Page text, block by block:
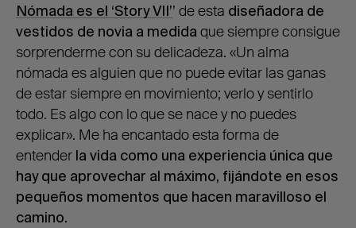
Nómada es el ‘Story VII’’ de esta diseñadora de
vestidos de novia a medida que siempre consigue
sorprenderme con su delicadeza. «Un alma
nómada es alguien que no puede evitar las ganas
de estar siempre en movimiento; verlo y sentirlo
todo. Es algo con lo que se nace y no puedes
explicar». Me ha encantado esta forma de
entender la vida como una experiencia única que
hay que aprovechar al máximo, fijándote en esos
pequeños momentos que hacen maravilloso el
camino.